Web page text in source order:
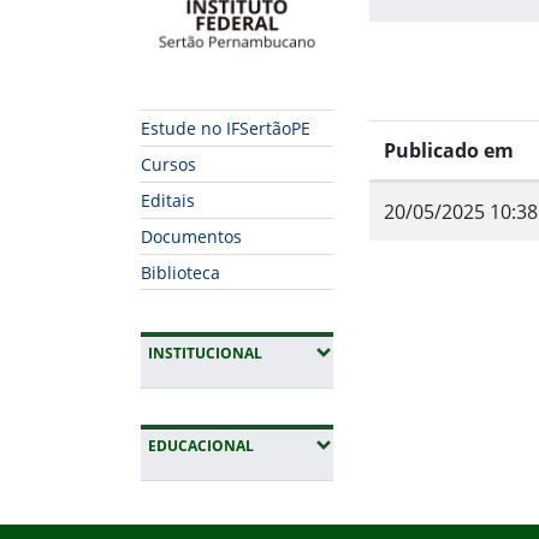
Estude no IFSertãoPE
Cursos
Editais
Documentos
Biblioteca
INSTITUCIONAL(EXPANDIR SUBMENUS)
EDUCACIONAL(EXPANDIR SUBMENUS)
Publicado em
20/05/2025 10:38